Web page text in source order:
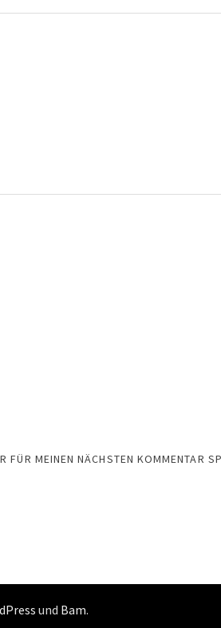
MEINEN NÄCHSTEN KOMMENTAR
und Bam.